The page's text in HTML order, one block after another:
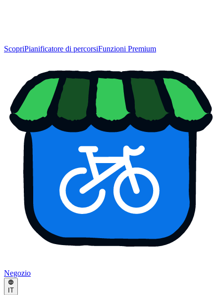
ScopriPianificatore di percorsiFunzioni Premium
Negozio
IT